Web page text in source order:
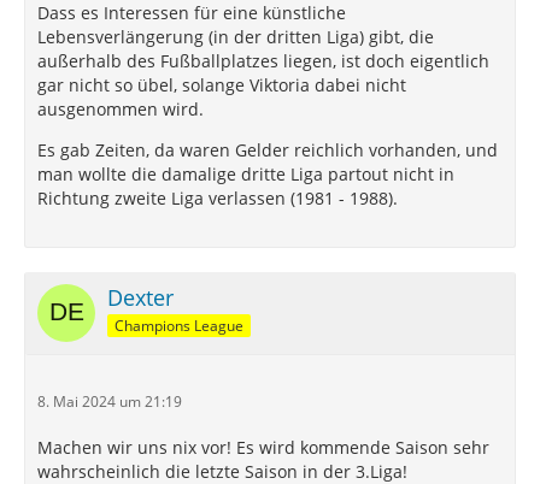
Dass es Interessen für eine künstliche
Lebensverlängerung (in der dritten Liga) gibt, die
außerhalb des Fußballplatzes liegen, ist doch eigentlich
gar nicht so übel, solange Viktoria dabei nicht
ausgenommen wird.
Es gab Zeiten, da waren Gelder reichlich vorhanden, und
man wollte die damalige dritte Liga partout nicht in
Richtung zweite Liga verlassen (1981 - 1988).
Dexter
Champions League
8. Mai 2024 um 21:19
Machen wir uns nix vor! Es wird kommende Saison sehr
wahrscheinlich die letzte Saison in der 3.Liga!